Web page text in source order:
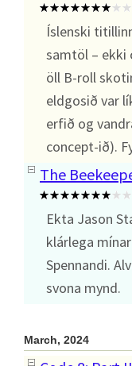
Íslenski
samtöl – ekki
öll B-roll
eldgosið var
erfið og
concept-ið).
The
Ekta Jason
klárlega
Spennandi.
svona mynd.
March, 2024